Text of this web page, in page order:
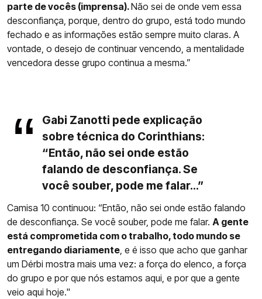
parte de vocês (imprensa).Não sei de onde vem essa
desconfiança, porque, dentro do grupo, está todo mundo
fechado e as informações estão sempre muito claras. A
vontade, o desejo de continuar vencendo, a mentalidade
vencedora desse grupo continua a mesma.”
Gabi Zanotti pede explicação
sobre técnica do Corinthians:
“Então, não sei onde estão
falando de desconfiança. Se
você souber, pode me falar...”
Camisa 10 continuou: “Então, não sei onde estão falando
de desconfiança. Se você souber, pode me falar. A gente
está comprometida com o trabalho, todo mundo se
entregando diariamente, e é isso que acho que ganhar
um Dérbi mostra mais uma vez: a força do elenco, a força
do grupo e por que nós estamos aqui, e por que a gente
veio aqui hoje."